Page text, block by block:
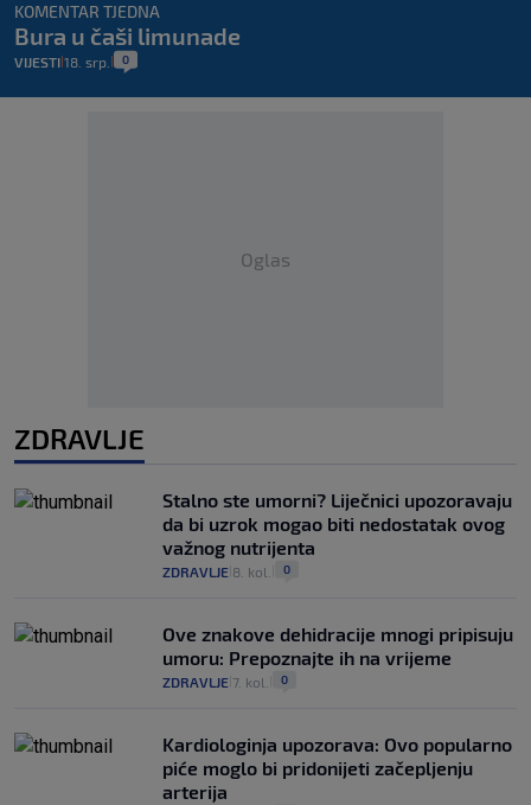
KOMENTAR TJEDNA
Bura u čaši limunade
VIJESTI 18. srp. 0
Oglas
ZDRAVLJE
Stalno ste umorni? Liječnici upozoravaju
da bi uzrok mogao biti nedostatak ovog
važnog nutrijenta
ZDRAVLJE 8. kol. 0
Ove znakove dehidracije mnogi pripisuju
umoru: Prepoznajte ih na vrijeme
ZDRAVLJE 7. kol. 0
Kardiologinja upozorava: Ovo popularno
piće moglo bi pridonijeti začepljenju
arterija